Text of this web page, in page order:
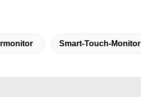
Smart-Touch-Monitor